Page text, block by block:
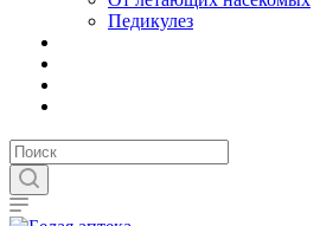
Педикулез